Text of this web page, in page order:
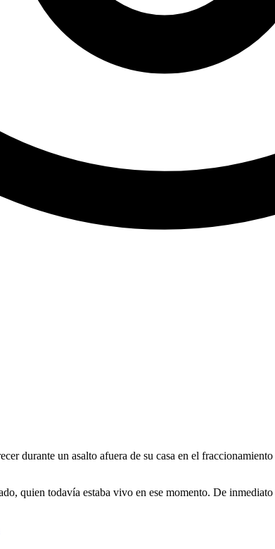
durante un asalto afuera de su casa en el
quien todavía estaba vivo en ese momento. De